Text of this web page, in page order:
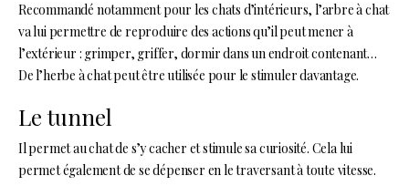
Recommandé notamment pour les chats d’intérieurs, l’arbre à chat
va lui permettre de reproduire des actions qu’il peut mener à
l’extérieur : grimper, griffer, dormir dans un endroit contenant…
De l’herbe à chat peut être utilisée pour le stimuler davantage.
Le tunnel
Il permet au chat de s’y cacher et stimule sa curiosité. Cela lui
permet également de se dépenser en le traversant à toute vitesse.